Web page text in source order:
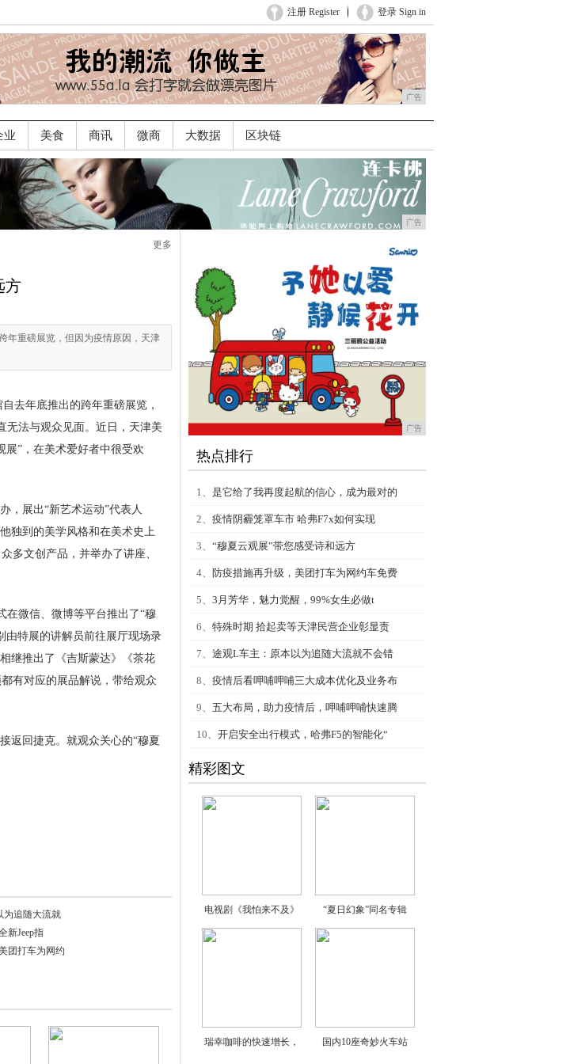
登录 Sign in
注册 Register
广告
业 美食 商讯 微商 大数据 区块链
广告
更多
方
年重磅展览，但因为疫情原因，天津
去年底推出的跨年重磅展览，
无法与观众见面。近日，天津美
展”，在美术爱好者中很受欢
，展出“新艺术运动”代表人
独到的美学风格和在美术史上
多文创产品，并举办了讲座、
在微信、微博等平台推出了“穆
由特展的讲解员前往展厅现场录
继推出了《吉斯蒙达》《茶花
有对应的展品解说，带给观众
返回捷克。就观众关心的“穆夏
为追随大流就
新Jeep指
团打车为网约
广告
热点排行
1、 是它给了我再度起航的信心，成为最对的
2、 疫情阴霾笼罩车市 哈弗F7x如何实现
3、 “穆夏云观展”带您感受诗和远方
4、 防疫措施再升级，美团打车为网约车免费
5、 3月芳华，魅力觉醒，99%女生必做t
6、 特殊时期 拾起卖等天津民营企业彰显责
7、 途观L车主：原本以为追随大流就不会错
8、 疫情后看呷哺呷哺三大成本优化及业务布
9、 五大布局，助力疫情后，呷哺呷哺快速腾
10、 开启安全出行模式，哈弗F5的智能化“
精彩图文
电视剧《我怕来不及》 “夏日幻象”同名专辑
瑞幸咖啡的快速增长， 国内10座奇妙火车站